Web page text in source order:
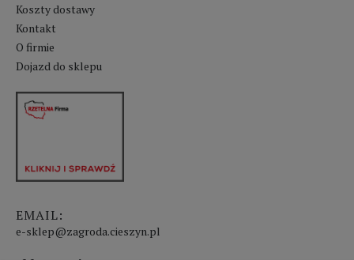
Koszty dostawy
Kontakt
O firmie
Dojazd do sklepu
EMAIL:
e-sklep@zagroda.cieszyn.pl